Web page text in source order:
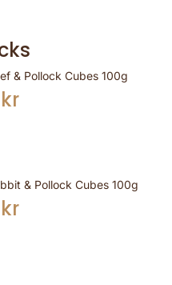
& Pollock Cubes 100g
& Pollock Cubes 100g